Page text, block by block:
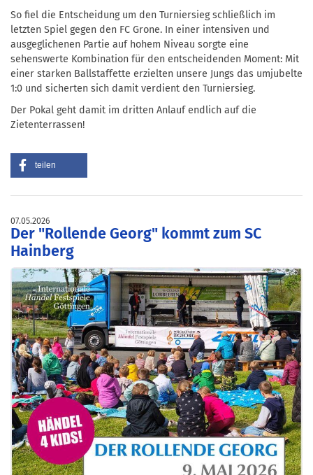
So fiel die Entscheidung um den Turniersieg schließlich im
letzten Spiel gegen den FC Grone. In einer intensiven und
ausgeglichenen Partie auf hohem Niveau sorgte eine
sehenswerte Kombination für den entscheidenden Moment: Mit
einer starken Ballstaffette erzielten unsere Jungs das umjubelte
1:0 und sicherten sich damit verdient den Turniersieg.
Der Pokal geht damit im dritten Anlauf endlich auf die
Zietenterrassen!
teilen
07.05.2026
Der "Rollende Georg" kommt zum SC
Hainberg